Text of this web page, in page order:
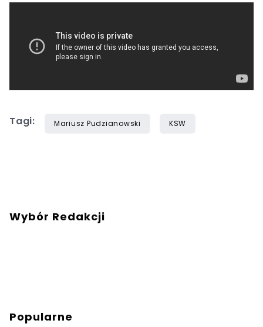
Tagi: Mariusz Pudzianowski KSW
Wybór Redakcji
Popularne